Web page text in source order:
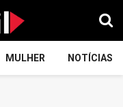
MULHER NOTÍCIAS